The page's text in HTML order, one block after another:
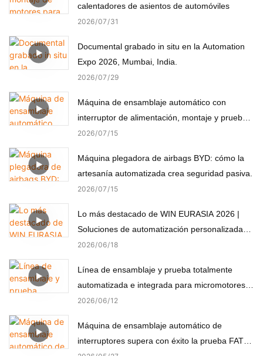
calentadores de asientos de automóviles
2026 07 31
Documental grabado in situ en la Automation
Expo 2026, Mumbai, India.
2026 07 29
Máquina de ensamblaje automático con
interruptor de alimentación, montaje y prueba
automáticos
2026 07 15
Máquina plegadora de airbags BYD: cómo la
artesanía automatizada crea seguridad pasiva.
2026 07 15
Lo más destacado de WIN EURASIA 2026 |
Soluciones de automatización personalizadas
para electrónica, automoción, medicina y
2026 06 18
Línea de ensamblaje y prueba totalmente
automatizada e integrada para micromotores
(componentes no estándar)
2026 06 12
Máquina de ensamblaje automático de
interruptores supera con éxito la prueba FAT